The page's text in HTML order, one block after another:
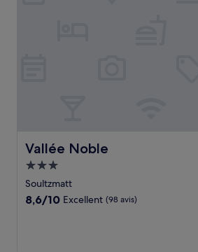
Vallée Noble
Vallée Noble
Hébergement
3.0 étoiles
Soultzmatt
8.6
8,6/10 Excellent (98 avis)